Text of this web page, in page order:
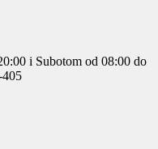
i Subotom od 08:00 do